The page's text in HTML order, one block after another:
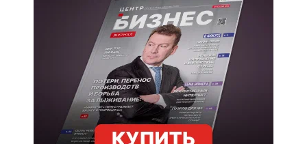
Регулирование
Премия "Тульский Бизнес"